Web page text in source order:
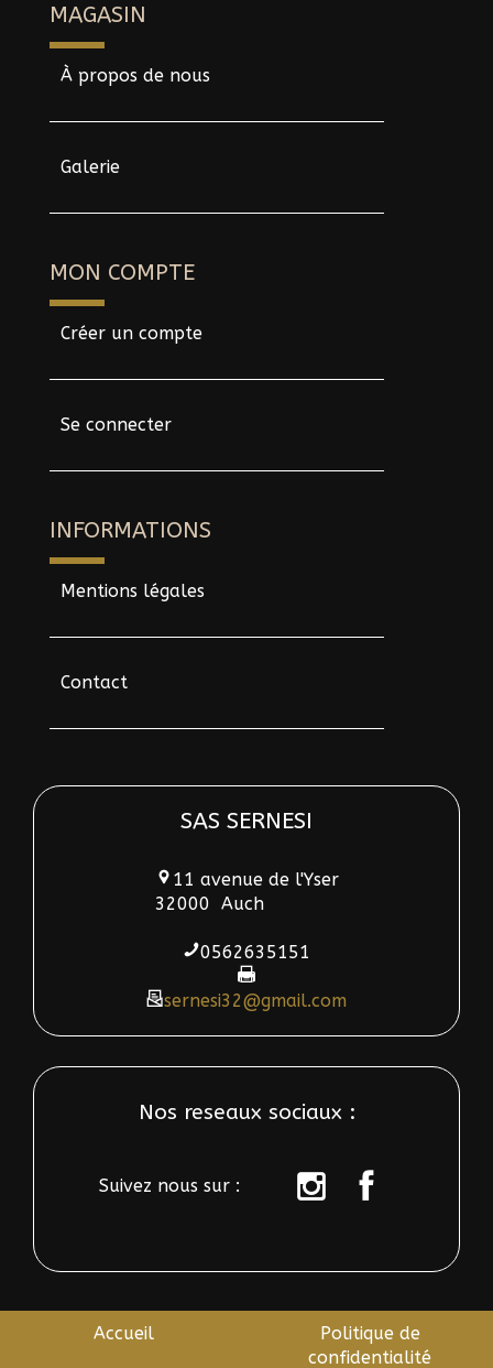
MAGASIN
À propos de nous
Galerie
MON COMPTE
Créer un compte
Se connecter
INFORMATIONS
Mentions légales
Contact
SAS SERNESI
11 avenue de l'Yser
32000 Auch
0562635151
sernesi32@gmail.com
Nos reseaux sociaux :
Suivez nous sur :
Accueil
Politique de
confidentialité